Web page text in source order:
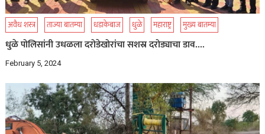
अवैध शस्त्र ताज्या बातम्या धडाकेबाज धुळे महाराष्ट्र मुख्य बातम्या
धुळे पोलिसांनी उधळला दरोडेखोरांचा सशस्र दरोड्याचा डाव….
February 5, 2024